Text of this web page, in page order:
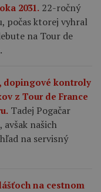
2031. 22-ročný
počas ktorej vyhral
na Tour de
dopingové kontroly
z Tour de France
Tadej Pogačar
našich
na servisný
na cestnom